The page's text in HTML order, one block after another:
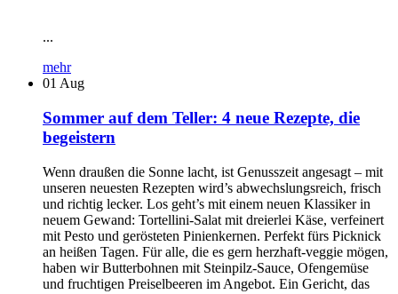
...
mehr
01 Aug
Sommer auf dem Teller: 4 neue Rezepte, die
begeistern
Wenn draußen die Sonne lacht, ist Genusszeit angesagt – mit
unseren neuesten Rezepten wird’s abwechslungsreich, frisch
und richtig lecker. Los geht’s mit einem neuen Klassiker in
neuem Gewand: Tortellini-Salat mit dreierlei Käse, verfeinert
mit Pesto und gerösteten Pinienkernen. Perfekt fürs Picknick
an heißen Tagen. Für alle, die es gern herzhaft-veggie mögen,
haben wir Butterbohnen mit Steinpilz-Sauce, Ofengemüse
und fruchtigen Preiselbeeren im Angebot. Ein Gericht, das